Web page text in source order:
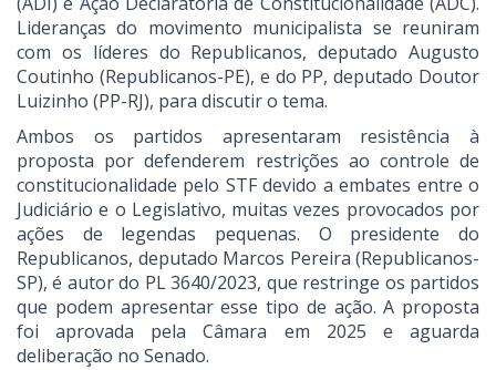
Lideranças do movimento municipalista se reuniram
com os líderes do Republicanos, deputado Augusto
Coutinho (Republicanos-PE), e do PP, deputado Doutor
Luizinho (PP-RJ), para discutir o tema.
Ambos os partidos apresentaram resistência à
proposta por defenderem restrições ao controle de
constitucionalidade pelo STF devido a embates entre o
Judiciário e o Legislativo, muitas vezes provocados por
ações de legendas pequenas. O presidente do
Republicanos, deputado Marcos Pereira (Republicanos-
SP), é autor do PL 3640/2023, que restringe os partidos
que podem apresentar esse tipo de ação. A proposta
foi aprovada pela Câmara em 2025 e aguarda
deliberação no Senado.